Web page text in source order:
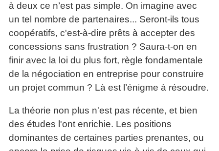
à deux ce n’est pas simple. On imagine avec
un tel nombre de partenaires... Seront-ils tous
coopératifs, c'est-à-dire prêts à accepter des
concessions sans frustration ? Saura-t-on en
finir avec la loi du plus fort, règle fondamentale
de la négociation en entreprise pour construire
un projet commun ? Là est l’énigme à résoudre.
La théorie non plus n'est pas récente, et bien
des études l'ont enrichie. Les positions
dominantes de certaines parties prenantes, ou